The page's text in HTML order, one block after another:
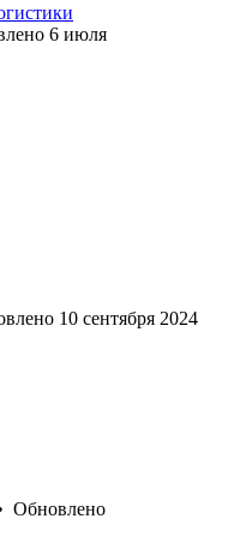
6 июля
10 сентября 2024
Обновлено